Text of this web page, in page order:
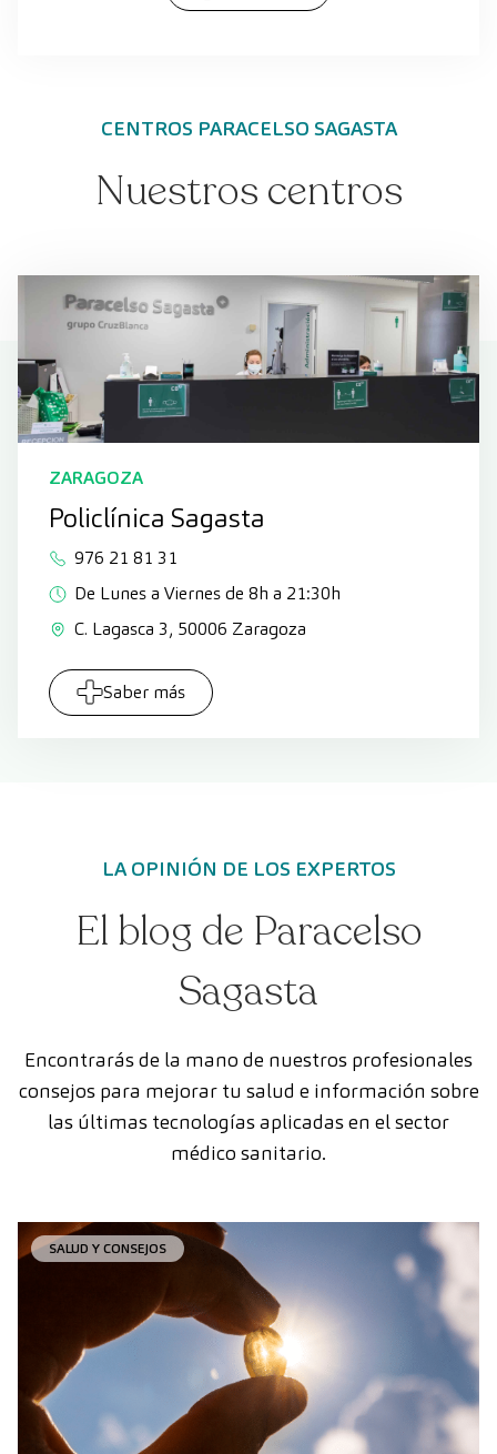
CENTROS PARACELSO SAGASTA
Nuestros centros
ZARAGOZA
Policlínica Sagasta
976 21 81 31
De Lunes a Viernes de 8h a 21:30h
C. Lagasca 3, 50006 Zaragoza
Saber más
LA OPINIÓN DE LOS EXPERTOS
El blog de Paracelso
Sagasta
Encontrarás de la mano de nuestros profesionales
consejos para mejorar tu salud e información sobre
las últimas tecnologías aplicadas en el sector
médico sanitario.
SALUD Y CONSEJOS